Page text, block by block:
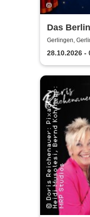
Das
Gerlingen,
28.10.2026 -